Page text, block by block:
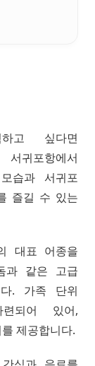
고 싶다면
귀포항에서
습과 서귀포
즐길 수 있는
대표 어종을
과 같은 고급
. 가족 단위
되어 있어,
제공합니다.